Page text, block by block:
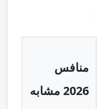
منافس
2026 مشابه